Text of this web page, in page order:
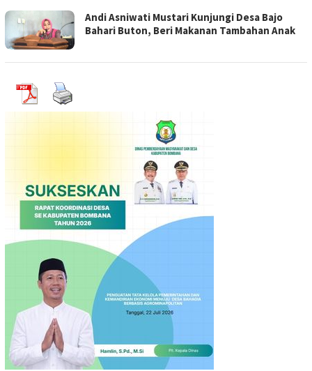
Andi Asniwati Mustari Kunjungi Desa Bajo
Bahari Buton, Beri Makanan Tambahan Anak